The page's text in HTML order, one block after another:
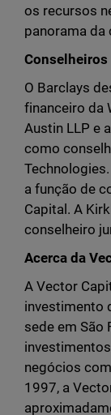
os recursos
panorama da
Conselheiros
O Barclays
financeiro da
Austin LLP e
como
a função de
Capital. A
conselheiro
Acerca da
A Vector
investimento
sede em São
negócios
1997, a